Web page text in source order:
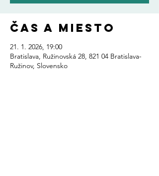
Čas a miesto
21. 1. 2026, 19:00
Bratislava, Ružinovská 28, 821 04 Bratislava-
Ružinov, Slovensko